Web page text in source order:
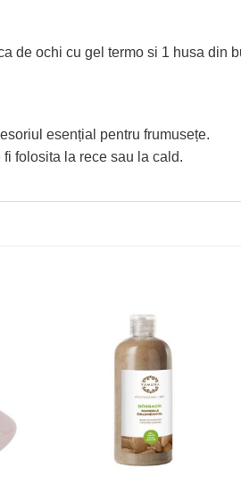
de ochi cu gel termo si 1 husa din
esențial pentru frumusețe.
folosita la rece sau la cald.